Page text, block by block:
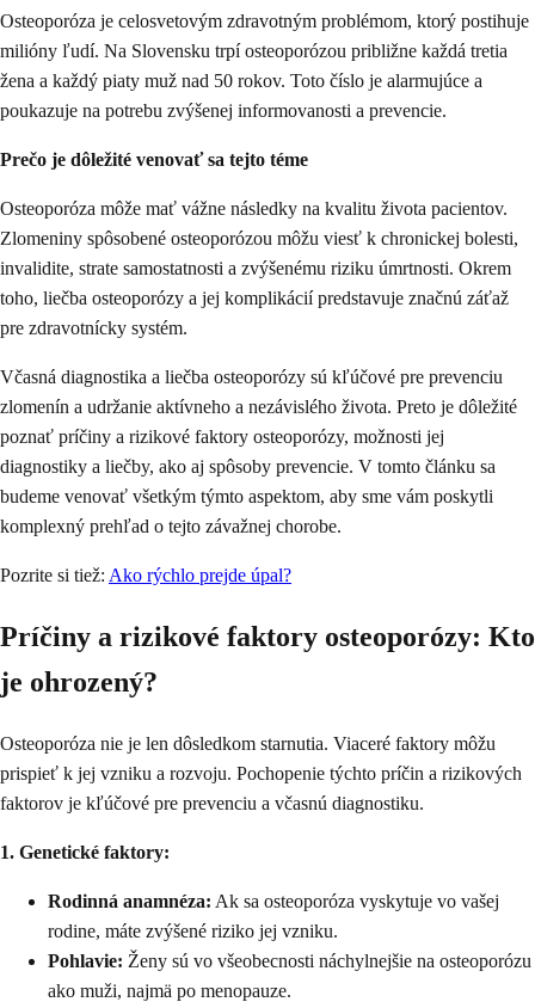
Osteoporóza je celosvetovým zdravotným problémom, ktorý postihuje
milióny ľudí. Na Slovensku trpí osteoporózou približne každá tretia
žena a každý piaty muž nad 50 rokov. Toto číslo je alarmujúce a
poukazuje na potrebu zvýšenej informovanosti a prevencie.
Prečo je dôležité venovať sa tejto téme
Osteoporóza môže mať vážne následky na kvalitu života pacientov.
Zlomeniny spôsobené osteoporózou môžu viesť k chronickej bolesti,
invalidite, strate samostatnosti a zvýšenému riziku úmrtnosti. Okrem
toho, liečba osteoporózy a jej komplikácií predstavuje značnú záťaž
pre zdravotnícky systém.
Včasná diagnostika a liečba osteoporózy sú kľúčové pre prevenciu
zlomenín a udržanie aktívneho a nezávislého života. Preto je dôležité
poznať príčiny a rizikové faktory osteoporózy, možnosti jej
diagnostiky a liečby, ako aj spôsoby prevencie. V tomto článku sa
budeme venovať všetkým týmto aspektom, aby sme vám poskytli
komplexný prehľad o tejto závažnej chorobe.
Pozrite si tiež: Ako rýchlo prejde úpal?
Príčiny a rizikové faktory osteoporózy: Kto
je ohrozený?
Osteoporóza nie je len dôsledkom starnutia. Viaceré faktory môžu
prispieť k jej vzniku a rozvoju. Pochopenie týchto príčin a rizikových
faktorov je kľúčové pre prevenciu a včasnú diagnostiku.
1. Genetické faktory:
Rodinná anamnéza: Ak sa osteoporóza vyskytuje vo vašej
rodine, máte zvýšené riziko jej vzniku.
Pohlavie: Ženy sú vo všeobecnosti náchylnejšie na osteoporózu
ako muži, najmä po menopauze.